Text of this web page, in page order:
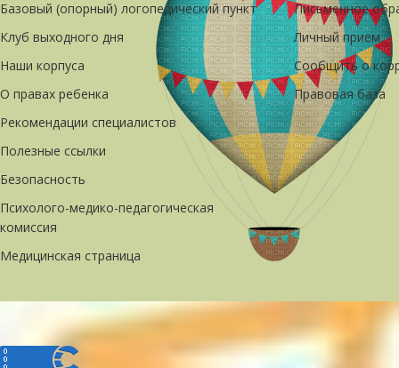
Базовый (опорный) логопедический пункт
Клуб выходного дня
Наши корпуса
О правах ребенка
Рекомендации специалистов
Полезные ссылки
Безопасность
Психолого-медико-педагогическая
комиссия
Медицинская страница
Письменное
Личный прием
Сообщить о
Правовая база